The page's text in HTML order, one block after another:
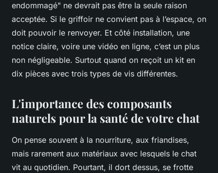
endommagé" ne devrait pas être la seule raison
acceptée. Si le griffoir ne convient pas à l’espace, on
doit pouvoir le renvoyer. Et côté installation, une
notice claire, voire une vidéo en ligne, c’est un plus
non négligeable. Surtout quand on reçoit un kit en
dix pièces avec trois types de vis différentes.
L'importance des composants
naturels pour la santé de votre chat
On pense souvent à la nourriture, aux friandises,
mais rarement aux matériaux avec lesquels le chat
vit au quotidien. Pourtant, il dort dessus, se frotte